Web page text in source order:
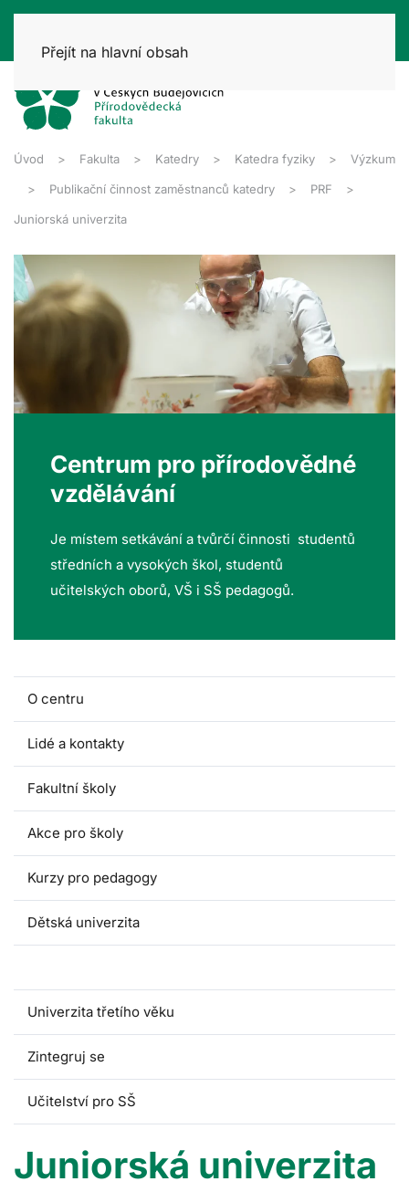
Přejít na hlavní obsah
Úvod Fakulta Katedry Katedra fyziky Výzkum
Publikační činnost zaměstnanců katedry PRF
Juniorská univerzita
Centrum pro přírodovědné
vzdělávání
Je místem setkávání a tvůrčí činnosti studentů
středních a vysokých škol, studentů
učitelských oborů, VŠ i SŠ pedagogů.
O centru
Lidé a kontakty
Fakultní školy
Akce pro školy
Kurzy pro pedagogy
Dětská univerzita
Univerzita třetího věku
Zintegruj se
Učitelství pro SŠ
Juniorská univerzita